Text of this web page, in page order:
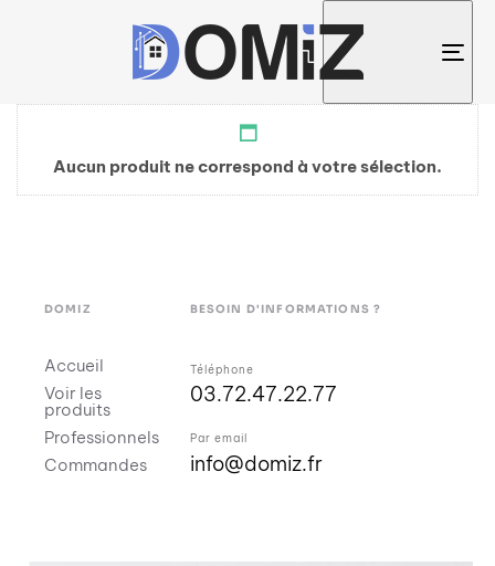
Aucun produit ne correspond à votre sélection.
DOMIZ
Accueil
Voir les
produits
Professionnels
Commandes
BESOIN D'INFORMATIONS ?
Téléphone
03.72.47.22.77
Par email
info@domiz.fr